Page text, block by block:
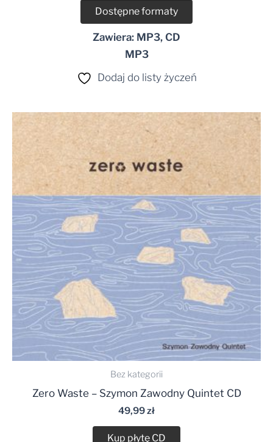
Dostępne formaty
Zawiera: MP3, CD
MP3
Dodaj do listy życzeń
Bez kategorii
Zero Waste – Szymon Zawodny Quintet CD
49,99zł
Kup płytę CD